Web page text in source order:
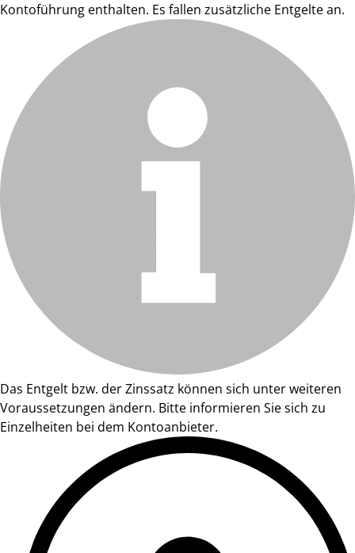
Kontoführung enthalten. Es fallen zusätzliche Entgelte an.
Das Entgelt bzw. der Zinssatz können sich unter weiteren
Voraussetzungen ändern. Bitte informieren Sie sich zu
Einzelheiten bei dem Kontoanbieter.